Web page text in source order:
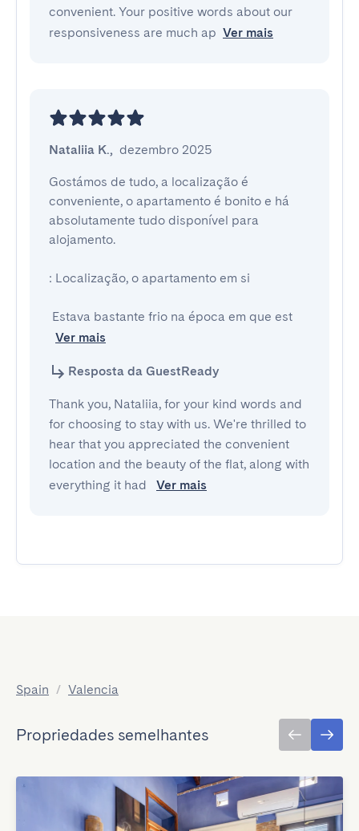
convenient. Your positive words about our
responsiveness are much ap Ver mais
Nataliia K., dezembro 2025
Gostámos de tudo, a localização é
conveniente, o apartamento é bonito e há
absolutamente tudo disponível para
alojamento.
: Localização, o apartamento em si
Estava bastante frio na época em que est
Ver mais
Resposta da GuestReady
Thank you, Nataliia, for your kind words and
for choosing to stay with us. We're thrilled to
hear that you appreciated the convenient
location and the beauty of the flat, along with
everything it had
Ver mais
Spain / Valencia
Propriedades semelhantes